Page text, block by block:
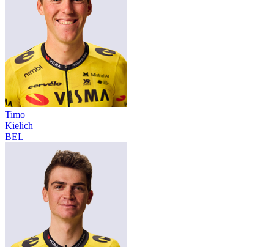
Timo
Kielich
BEL